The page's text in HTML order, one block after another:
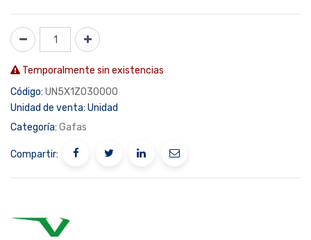
Temporalmente sin existencias
Código: UN5X1Z030000
Unidad de venta: Unidad
Categoría: Gafas
Compartir: